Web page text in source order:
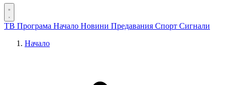
ТВ Програма Начало Новини Предавания Спорт Сигнали
Начало